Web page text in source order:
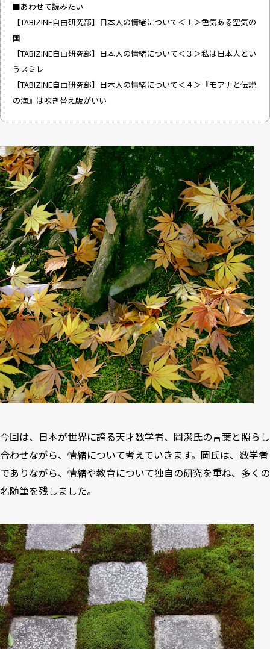
■あわせて読みたい
【TABIZINE自由研究部】日本人の情緒について＜１＞色気ある空気の
国
【TABIZINE自由研究部】日本人の情緒について＜３＞私は日本人とい
うスミレ
【TABIZINE自由研究部】日本人の情緒について＜４＞『モアナと伝説
の海』は吹き替え版がいい
今回は、日本が世界に誇る天才数学者、岡潔氏の言葉と照らし
合わせながら、情緒について考えていきます。岡氏は、数学者
でありながら、情緒や教育について独自の研究を重ね、 多くの
名随筆を残しました。